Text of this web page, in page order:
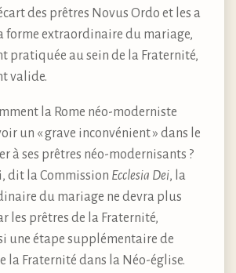
des prêtres Novus Ordo et les a
forme extraordinaire du mariage,
pratiquée au sein de la Fraternité,
valide.
la Rome néo-moderniste
un « grave inconvénient » dans le
à ses prêtres néo-modernisants ?
dit la Commission Ecclesia Dei, la
du mariage ne devra plus
les prêtres de la Fraternité,
une étape supplémentaire de
la Fraternité dans la Néo-église.